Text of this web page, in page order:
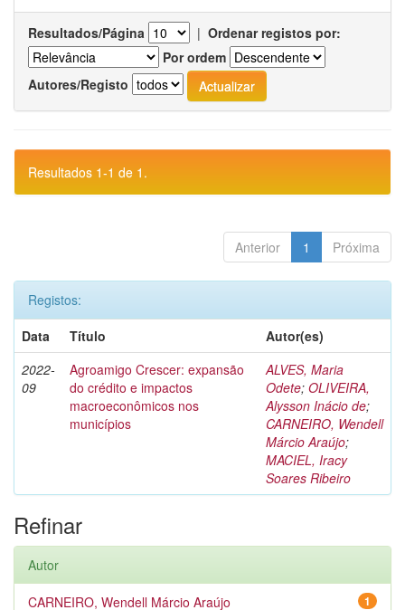
Resultados/Página | Ordenar registos por:
Por ordem
Autores/Registo
Resultados 1-1 de 1.
Anterior 1 Próxima
Registos:
Data
Título
Autor(es)
2022-
09
Agroamigo Crescer: expansão
do crédito e impactos
macroeconômicos nos
municípios
ALVES, Maria
Odete; OLIVEIRA,
Alysson Inácio de;
CARNEIRO, Wendell
Márcio Araújo;
MACIEL, Iracy
Soares Ribeiro
Refinar
Autor
1
CARNEIRO, Wendell Márcio Araújo